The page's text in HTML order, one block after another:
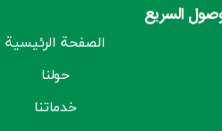
السريع
الصفحة الرئيسية
حولنا
خدماتنا